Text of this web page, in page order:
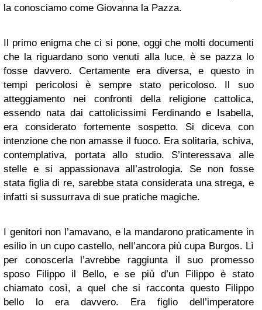
la conosciamo come Giovanna la Pazza.
Il primo enigma che ci si pone, oggi che molti documenti
che la riguardano sono venuti alla luce, è se pazza lo
fosse davvero. Certamente era diversa, e questo in
tempi pericolosi è sempre stato pericoloso. Il suo
atteggiamento nei confronti della religione cattolica,
essendo nata dai cattolicissimi Ferdinando e Isabella,
era considerato fortemente sospetto. Si diceva con
intenzione che non amasse il fuoco. Era solitaria, schiva,
contemplativa, portata allo studio. S’interessava alle
stelle e si appassionava all’astrologia. Se non fosse
stata figlia di re, sarebbe stata considerata una strega, e
infatti si sussurrava di sue pratiche magiche.
I genitori non l’amavano, e la mandarono praticamente in
esilio in un cupo castello, nell’ancora più cupa Burgos. Lì
per conoscerla l’avrebbe raggiunta il suo promesso
sposo Filippo il Bello, e se più d’un Filippo è stato
chiamato così, a quel che si racconta questo Filippo
bello lo era davvero. Era figlio dell’imperatore